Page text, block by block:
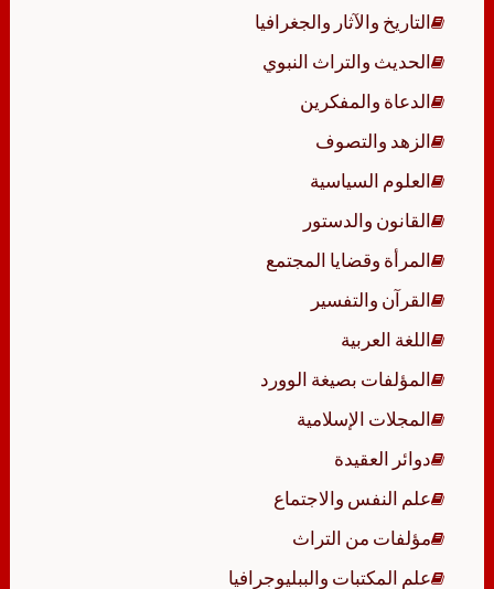
التاريخ والآثار والجغرافيا
الحديث والتراث النبوي
الدعاة والمفكرين
الزهد والتصوف
العلوم السياسية
القانون والدستور
المرأة وقضايا المجتمع
القرآن والتفسير
اللغة العربية
المؤلفات بصيغة الوورد
المجلات الإسلامية
دوائر العقيدة
علم النفس والاجتماع
مؤلفات من التراث
علم المكتبات والببليوجرافيا